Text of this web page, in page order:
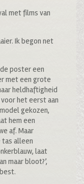
met films van
Ik begon net
poster een
met een grote
heldhaftigheid
het eerst aan
gekozen,
hem een
af. Maar
tas alleen
laat
maar bloot?’,